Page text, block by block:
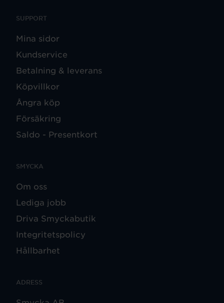
SUPPORT
Mina sidor
Kundservice
Betalning & leverans
Köpvillkor
Ångra köp
Försäkring
Saldo - Presentkort
SMYCKA
Om oss
Lediga jobb
Driva Smyckabutik
Integritetspolicy
Hållbarhet
ADRESS